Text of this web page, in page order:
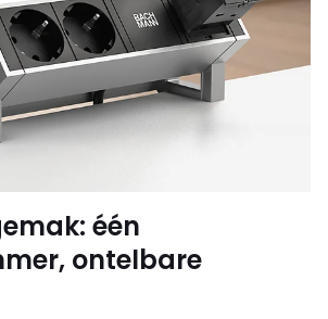
één
ontelbare